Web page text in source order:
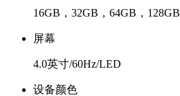
16GB，32GB，64GB，128GB
屏幕
4.0英寸/60Hz/LED
设备颜色